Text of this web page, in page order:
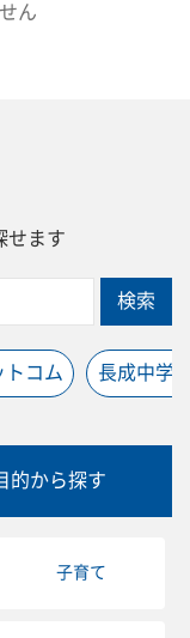
ん
せます
検索
トコム 長成中学
的から探す
子育て